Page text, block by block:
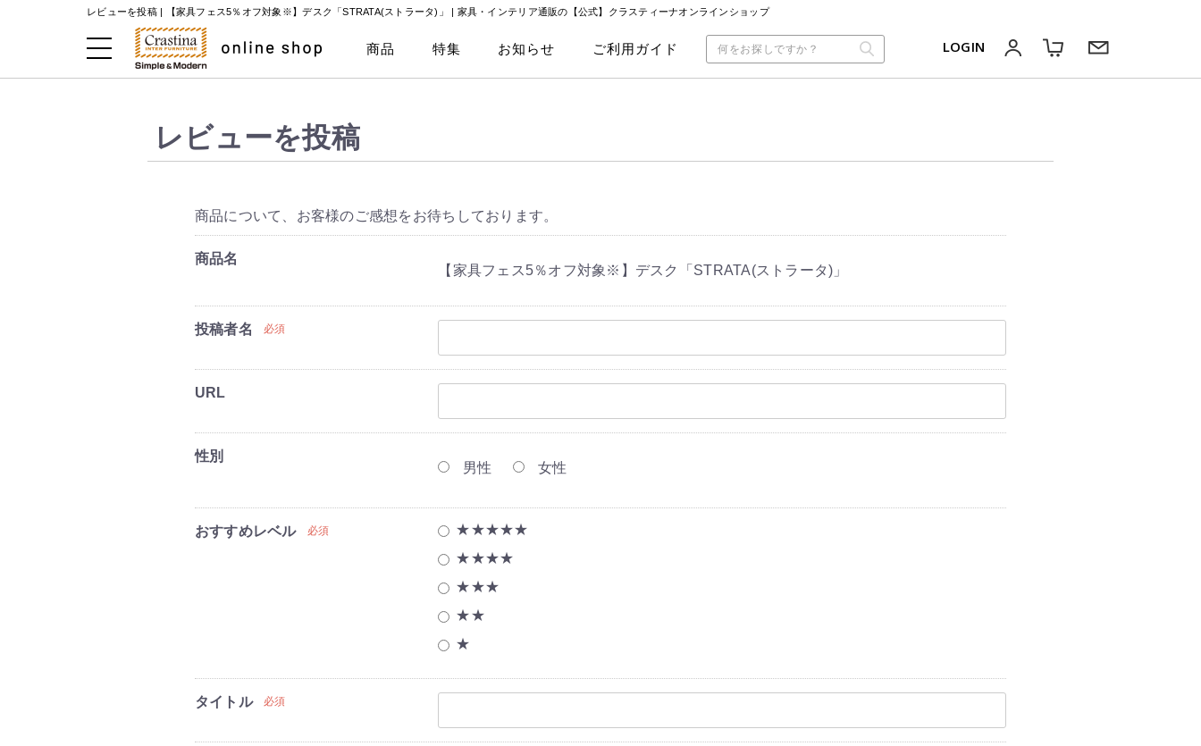
レビューを投稿 | 【家具フェス5％オフ対象※】デスク「STRATA(ストラータ)」 | 家具・インテリア通販の【公式】クラスティーナオンラインショップ
商品 特集 お知らせ ご利用ガイド LOGIN
レビューを投稿
商品について、お客様のご感想をお待ちしております。
商品名
【家具フェス5％オフ対象※】デスク「STRATA(ストラータ)」
投稿者名 必須
URL
性別
男性 女性
おすすめレベル 必須
★★★★★
★★★★
★★★
★★
★
タイトル 必須